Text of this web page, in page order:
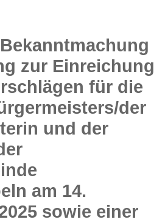
zur Einreichung
für die
der
und der
am 14.
sowie einer